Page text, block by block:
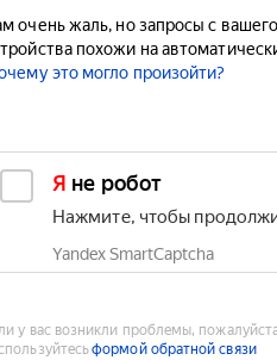
очень жаль, но запросы с вашего
похожи на
это могло произойти?
Я не робот
Нажмите, чтобы
Yandex SmartCaptcha
у вас возникли проблемы,
формой обратной связи